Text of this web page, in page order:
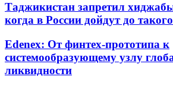
Таджикистан запретил
когда в России дойдут до
Edenex: От финтех-прототипа к
системообразующему узлу
ликвидности